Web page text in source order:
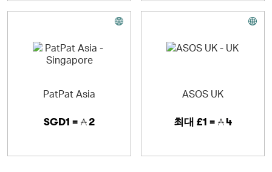
PatPat Asia
SGD1 = 2
ASOS UK
최대 £1 = 4